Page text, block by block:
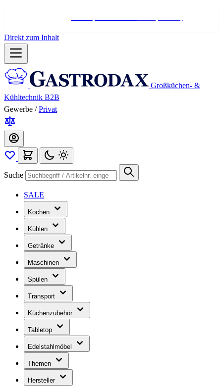
Direkt zum Inhalt
Großküchen- &
Kühltechnik B2B
Gewerbe / Privat
Suche
SALE
Kochen
Kühlen
Getränke
Maschinen
Spülen
Transport
Küchenzubehör
Tabletop
Edelstahlmöbel
Themen
Hersteller